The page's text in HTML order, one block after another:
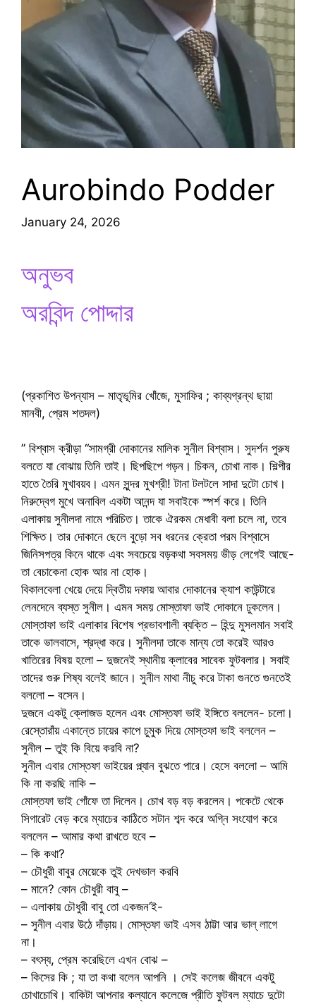
Aurobindo Podder
January 24, 2026
অনুভব
অরবিন্দ পোদ্দার
(প্রকাশিত উপন্যাস – মাতৃভূমির খোঁজে, মুসাফির ; কাব্যগ্রন্থ ছায়া
মানবী, প্রেম শতদল)
” বিশ্বাস ক্রীড়া “সামগ্রী দোকানের মালিক সুনীল বিশ্বাস। সুদর্শন পুরুষ
বলতে যা বোঝায় তিনি তাই। ছিপছিপে গড়ন। চিকন, চোখা নাক। শিল্পীর
হাতে তৈরি মুখাবয়ব। এমন সুন্দর মুখশ্রী! টানা টলটলে সাদা দুটো চোখ।
নিরুদ্বেগ মুখে অনাবিল একটা আনন্দ যা সবাইকে স্পর্শ করে। তিনি
এলাকায় সুনীলদা নামে পরিচিত। তাকে ঐরকম মেধাবী বলা চলে না, তবে
শিক্ষিত। তার দোকানে ছেলে বুড়ো সব ধরনের ক্রেতা পরম বিশ্বাসে
জিনিসপত্র কিনে থাকে এবং সবচেয়ে বড়কথা সবসময় ভীড় লেগেই আছে-
তা বেচাকেনা হোক আর না হোক।
বিকালবেলা খেয়ে দেয়ে দ্বিতীয় দফায় আবার দোকানের ক্যাশ কাউন্টারে
লেনদেনে ব্যস্ত সুনীল। এমন সময় মোস্তাফা ভাই দোকানে ঢুকলেন।
মোস্তাফা ভাই এলাকার বিশেষ প্রভাবশালী ব্যক্তি – হিন্দু মুসলমান সবাই
তাকে ভালবাসে, শ্রদ্ধা করে। সুনীলদা তাকে মান্য তো করেই আরও
খাতিরের বিষয় হলো – দুজনেই স্থানীয় ক্লাবের সাবেক ফুটবলার। সবাই
তাদের গুরু শিষ্য বলেই জানে। সুনীল মাথা নীচু করে টাকা গুনতে গুনতেই
বললো – বসেন।
দুজনে একটু ক্লোজড হলেন এবং মোস্তফা ভাই ইঙ্গিতে বললেন- চলো।
রেস্তোরাঁয় একান্তে চায়ের কাপে চুমুক দিয়ে মোস্তফা ভাই বললেন –
সুনীল – তুই কি বিয়ে করবি না?
সুনীল এবার মোস্তফা ভাইয়ের প্ল্যান বুঝতে পারে। হেসে বললো – আমি
কি না করছি নাকি –
মোস্তফা ভাই গোঁফে তা দিলেন। চোখ বড় বড় করলেন। পকেটে থেকে
সিগারেট বেড় করে ম্যাচের কাঠিতে সটান শব্দ করে অগ্নি সংযোগ করে
বললেন – আমার কথা রাখতে হবে –
– কি কথা?
– চৌধুরী বাবুর মেয়েকে তুই দেখভাল করবি
– মানে? কোন চৌধুরী বাবু –
– এলাকায় চৌধুরী বাবু তো একজন’ই-
– সুনীল এবার উঠে দাঁড়ায়। মোস্তফা ভাই এসব ঠাট্টা আর ভাল্ লাগে
না।
– বৎস্য, প্রেম করেছিলে এখন বোঝ –
– কিসের কি ; যা তা কথা বলেন আপনি । সেই কলেজ জীবনে একটু
চোখাচোখি। বাকিটা আপনার কল্যানে কলেজে প্রীতি ফুটবল ম্যাচে দুটো